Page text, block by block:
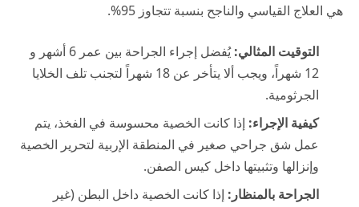
هي العلاج القياسي والناجح بنسبة تتجاوز 95%.
التوقيت المثالي:
يُفضل إجراء الجراحة بين عمر 6 أشهر و
12 شهراً، ويجب ألا يتأخر عن 18 شهراً لتجنب تلف الخلايا
الجرثومية.
كيفية الإجراء: إذا كانت الخصية محسوسة في الفخذ، يتم
عمل شق جراحي صغير في المنطقة الإربية لتحرير الخصية
وإنزالها وتثبيتها داخل كيس الصفن.
الجراحة بالمنظار: إذا كانت الخصية داخل البطن (غير